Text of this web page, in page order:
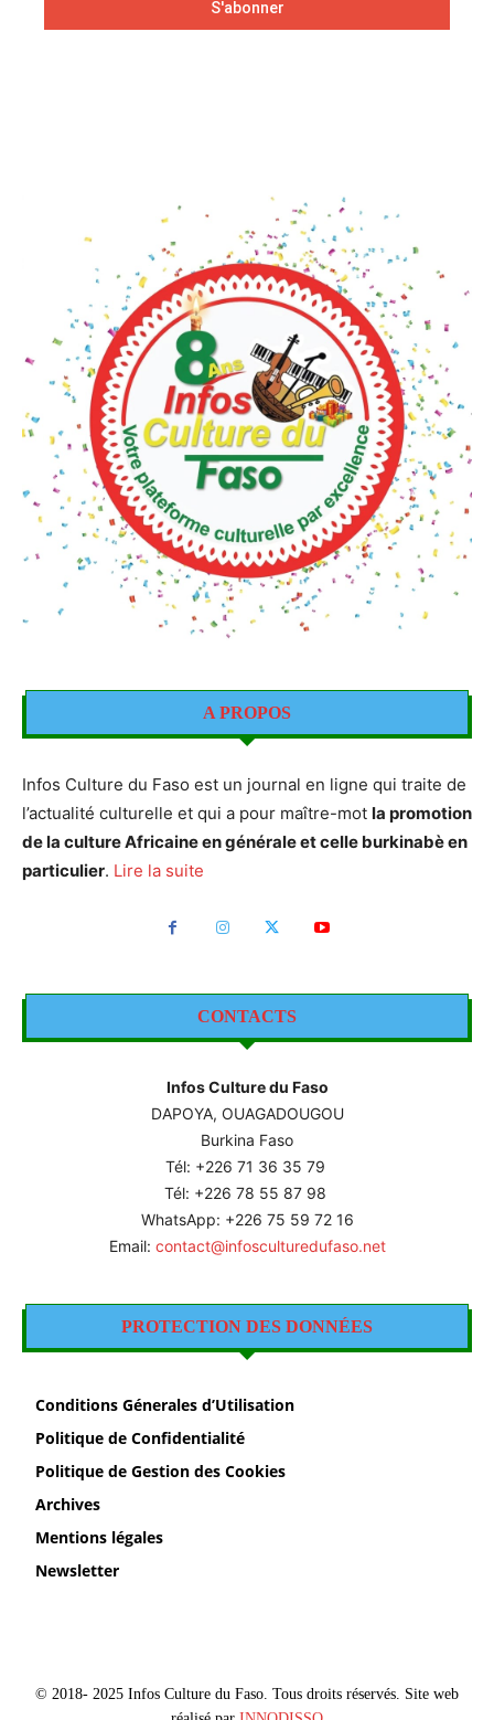
A PROPOS
Infos Culture du Faso est un journal en ligne qui traite de
l’actualité culturelle et qui a pour maître-mot la promotion
de la culture Africaine en générale et celle burkinabè en
particulier. Lire la suite
CONTACTS
Infos Culture du Faso
DAPOYA, OUAGADOUGOU
Burkina Faso
Tél: +226 71 36 35 79
Tél: +226 78 55 87 98
WhatsApp: +226 75 59 72 16
Email: contact@infosculturedufaso.net
PROTECTION DES DONNÉES
Conditions Génerales d’Utilisation
Politique de Confidentialité
Politique de Gestion des Cookies
Archives
Mentions légales
Newsletter
© 2018- 2025 Infos Culture du Faso. Tous droits réservés. Site web